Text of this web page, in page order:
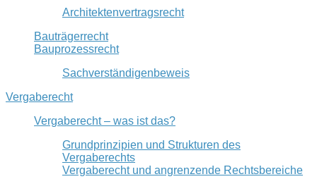
Architektenvertragsrecht
Bauträgerrecht
Bauprozessrecht
Sachverständigenbeweis
Vergaberecht
Vergaberecht – was ist das?
Grundprinzipien und Strukturen des
Vergaberechts
Vergaberecht und angrenzende Rechtsbereiche